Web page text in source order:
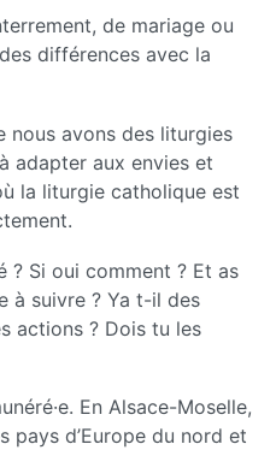
de mariage ou
différences avec la
nous avons des liturgies
adapter aux envies et
la liturgie catholique est
? Si oui comment ? Et as
à suivre ? Ya t-il des
actions ? Dois tu les
En Alsace-Moselle,
pays d’Europe du nord et